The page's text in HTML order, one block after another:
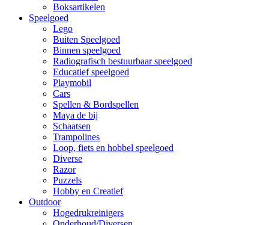
Boksartikelen
Speelgoed
Lego
Buiten Speelgoed
Binnen speelgoed
Radiografisch bestuurbaar speelgoed
Educatief speelgoed
Playmobil
Cars
Spellen & Bordspellen
Maya de bij
Schaatsen
Trampolines
Loop, fiets en hobbel speelgoed
Diverse
Razor
Puzzels
Hobby en Creatief
Outdoor
Hogedrukreinigers